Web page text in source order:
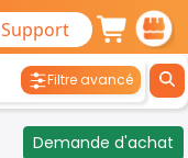
Support
Filtre avancé
Demande d'achat